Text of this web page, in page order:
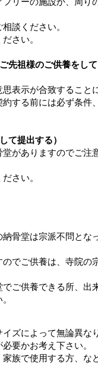
談ください。
さい。
先祖様のご供養をし
表示が合致すること
する前には必ず条件
て提出する）
がありますのでご注
さい。
骨堂は宗派不問とな
でご供養は、寺院の
ご供養できる所、出
ズによって無論異な
要かお考え下さい。
族で使用する方、な